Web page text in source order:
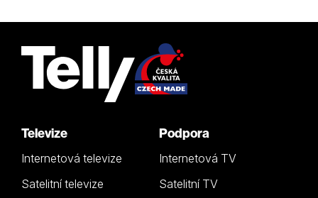
Televize
Internetová televize
Satelitní televize
Podpora
Internetová TV
Satelitní TV